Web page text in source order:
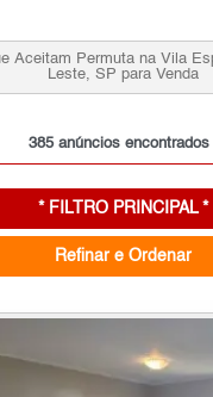
Apartamentos 3
385 anúncios encontrados
* FILTRO PRINCIPAL *
Refinar e Ordenar